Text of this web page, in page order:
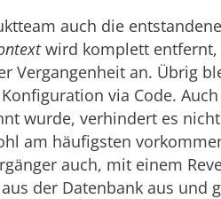
auch die
wird komplett entfernt,
Vergangenheit an. Übrig
via Code.
wurde, verhindert es
am häufigsten
auch, mit einem
der Datenbank aus und